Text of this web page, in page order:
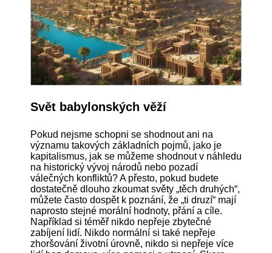
Svět babylonských věží
Pokud nejsme schopni se shodnout ani na
významu takových základních pojmů, jako je
kapitalismus, jak se můžeme shodnout v náhledu
na historický vývoj národů nebo pozadí
válečných konfliktů? A přesto, pokud budete
dostatečně dlouho zkoumat světy „těch druhých“,
můžete často dospět k poznání, že „ti druzí“ mají
naprosto stejné morální hodnoty, přání a cíle.
Například si téměř nikdo nepřeje zbytečné
zabíjení lidí. Nikdo normální si také nepřeje
zhoršování životní úrovně, nikdo si nepřeje více